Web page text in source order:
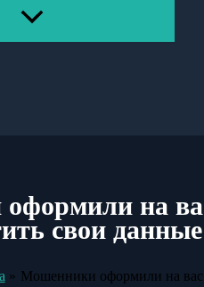
ПЕРЕКЛЮЧАТЕЛЬ
на
свои данные
Мошенники оформили на вас